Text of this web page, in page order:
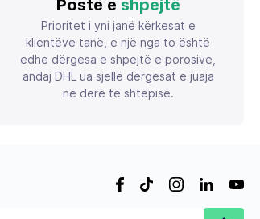
Postë e shpejtë
Prioritet i yni janë kërkesat e
klientëve tanë, e një nga to është
edhe dërgesa e shpejtë e porosive,
andaj DHL ua sjellë dërgesat e juaja
në derë të shtëpisë.